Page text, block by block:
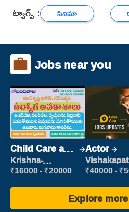
ట్యాగ్స్ : సినిమా
Jobs near you
Child Care and
Patient care
Krishna-
vijayawada
₹16000 - ₹20000
Actor
new
₹40000 -
Explore